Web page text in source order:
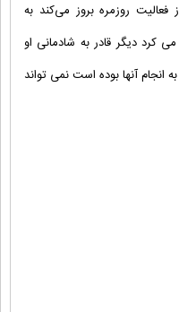
روزمره بروز می‌کند به
کرد دیگر قادر به شادمانی او
آنها بوده است نمی تواند